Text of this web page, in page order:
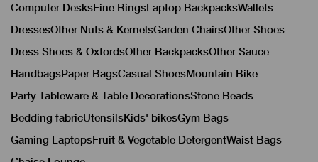
Computer DesksFine RingsLaptop BackpacksWallets
DressesOther Nuts & KernelsGarden ChairsOther Shoes
Dress Shoes & OxfordsOther BackpacksOther Sauce
HandbagsPaper BagsCasual ShoesMountain Bike
Party Tableware & Table DecorationsStone Beads
Bedding fabricUtensilsKids' bikesGym Bags
Gaming LaptopsFruit & Vegetable DetergentWaist Bags